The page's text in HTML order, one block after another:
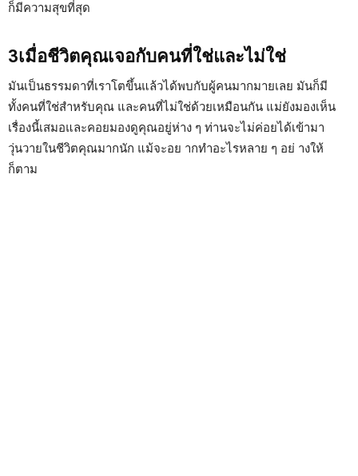
ก็มีความสุขที่สุด
3เมื่อชีวิตคุณเจอกับคนที่ใช่และไม่ใช่
มันเป็นธรรมดาที่เราโตขึ้นแล้วได้พบกับผู้คนมากมายเลย มันก็มี
ทั้งคนที่ใช่สำหรับคุณ และคนที่ไม่ใช่ด้วยเหมือนกัน แม่ยังมองเห็น
เรื่องนี้เสมอและคอยมองดูคุณอยู่ห่าง ๆ ท่านจะไม่ค่อยได้เข้ามา
วุ่นวายในชีวิตคุณมากนัก แม้จะอย ากทำอะไรหลาย ๆ อย่ างให้
ก็ตาม